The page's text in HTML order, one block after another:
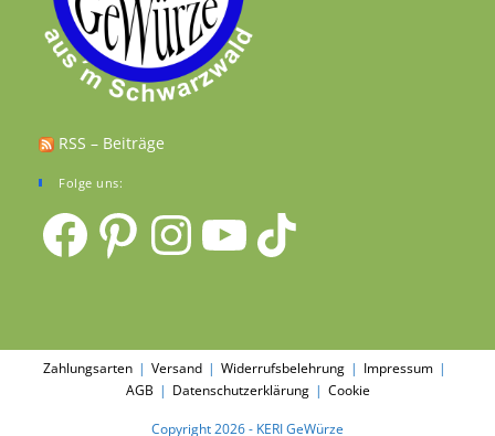
RSS – Beiträge
Folge uns:
FacebookPinterestInstagramYouTube TikTok
Zahlungsarten Versand Widerrufsbelehrung
Impressum
AGB
Datenschutzerklärung Cookie
Copyright 2026 - KERI GeWürze